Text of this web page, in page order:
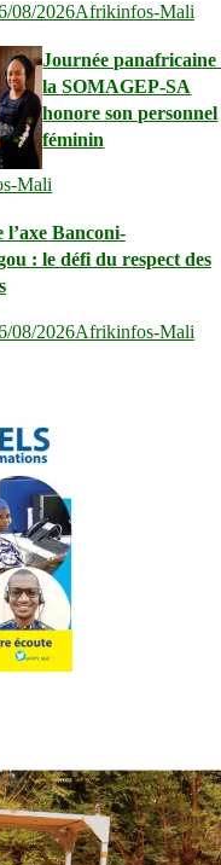
08/2026Afrikinfos-Mali
Journée panafricaine
la SOMAGEP-SA
honore son personnel
féminin
Mali
l’axe Banconi-
: le défi du respect des
08/2026Afrikinfos-Mali